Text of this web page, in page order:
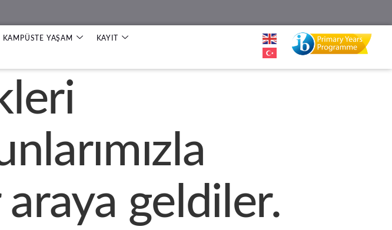
KAMPÜSTE YAŞAM
KAYIT
geldiler.